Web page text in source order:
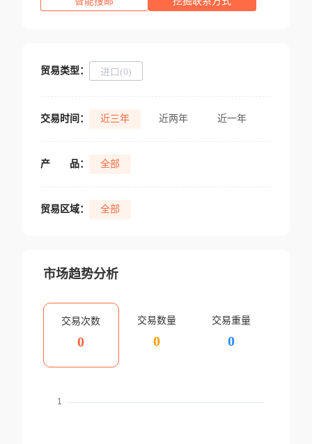
贸易类型： 进口(0)
交易时间： 近三年 近两年 近一年
产 品： 全部
贸易区域： 全部
市场趋势分析
交易次数
0
交易数量
0
交易重量
0